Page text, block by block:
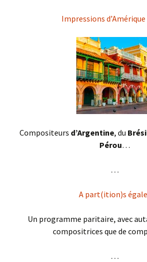
Impressions
Compositeurs d’Argentine, du
Pérou…
. . .
A part(ition)s
Un programme paritaire, avec
compositrices que de
. . .